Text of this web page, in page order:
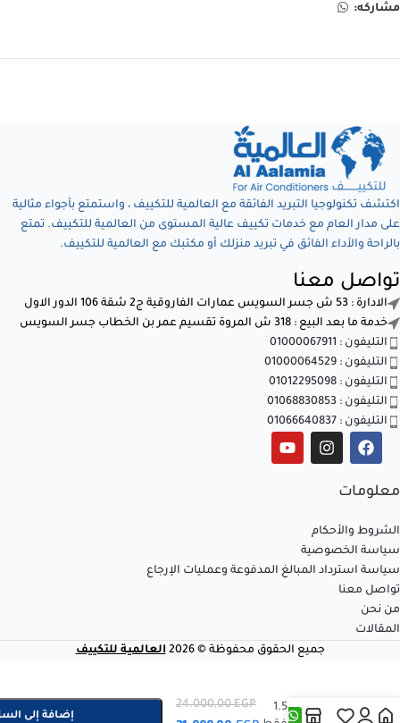
مشاركه:
اكتشف تكنولوجيا التبريد الفائقة مع العالمية للتكييف ، واستمتع بأجواء مثالية
على مدار العام مع خدمات تكييف عالية المستوى من العالمية للتكييف. تمتع
بالراحة والأداء الفائق في تبريد منزلك أو مكتبك مع العالمية للتكييف.
تواصل معنا
الادارة : 53 ش جسر السويس عمارات الفاروقية ج2 شقة 106 الدور الاول
خدمة ما بعد البيع : 318 ش المروة تقسيم عمر بن الخطاب جسر السويس
التليفون : 01000067911
التليفون : 01000064529
التليفون : 01012295098
التليفون : 01068830853
التليفون : 01066640837
معلومات
الشروط والأحكام
سياسة الخصوصية
سياسة استرداد المبالغ المدفوعة وعمليات الإرجاع
تواصل معنا
من نحن
المقالات
جميع الحقوق محفوظة © 2026
العالمية للتكييف
ميشن برو 1.5
24.000,00EGP
إضافة إلى